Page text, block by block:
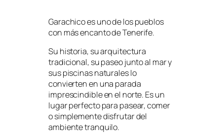
Garachico es uno de los pueblos
con más encanto de Tenerife.
Su historia, su arquitectura
tradicional, su paseo junto al mar y
sus piscinas naturales lo
convierten en una parada
imprescindible en el norte. Es un
lugar perfecto para pasear, comer
o simplemente disfrutar del
ambiente tranquilo.